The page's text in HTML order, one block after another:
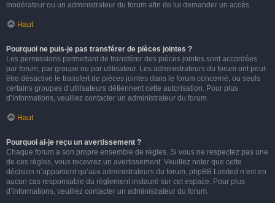
modérateur ou un administrateur du forum afin de lui demander un accès.
Haut
Pourquoi ne puis-je pas transférer de pièces jointes ?
Les permissions permettant de transférer des pièces jointes sont accordées
par forum, par groupe ou par utilisateur. Les administrateurs du forum ont peut-
être désactivé le transfert de pièces jointes dans le forum concerné, ou seuls
certains groupes d’utilisateurs détiennent cette autorisation. Pour plus
d’informations, veuillez contacter un administrateur du forum.
Haut
Pourquoi ai-je reçu un avertissement ?
Chaque forum a son propre ensemble de règles. Si vous ne respectez pas une
de ces règles, vous recevrez un avertissement. Veuillez noter que cette
décision n’appartient qu’aux administrateurs du forum, phpBB Limited n’est en
aucun cas responsable du règlement instauré sur cet espace. Pour plus
d’informations, veuillez contacter un administrateur du forum.